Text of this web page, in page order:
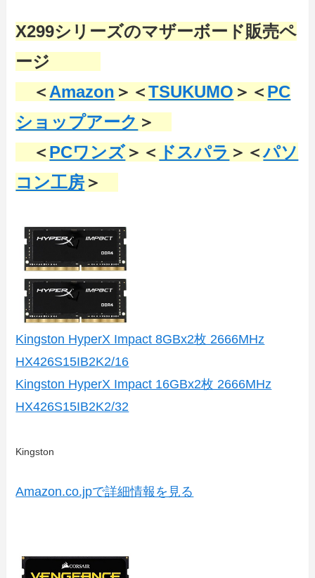
X299シリーズのマザーボード販売ペ
ージ
＜ Amazon ＞＜TSUKUMO ＞＜ PC
ショップアーク ＞
＜ PCワンズ＞＜ ドスパラ ＞＜パソ
コン工房 ＞
Kingston HyperX Impact 8GBx2枚 2666MHz
HX426S15IB2K2/16
Kingston HyperX Impact 16GBx2枚 2666MHz
HX426S15IB2K2/32
Kingston
Amazon.co.jpで詳細情報を見る